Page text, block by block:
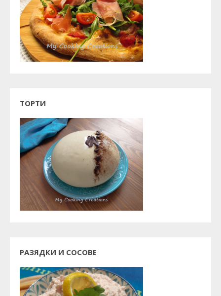
ТОРТИ
РАЗЯДКИ И СОСОВЕ